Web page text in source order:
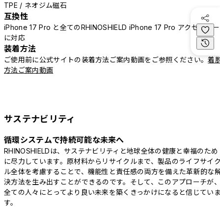
TPE / ネオジム磁石
互換性
iPhone 17 Pro と全てのRHINOSHIELD iPhone 17 Pro アクセサリー
に対応
装着方法
ご使用前に公式サイトの装着方法ご案内動画をご参照ください。着
方法ご案内動画
サステナビリティ
循環システムで持続可能な未来へ
RHINOSHIELDは、サステナビリティと地球全体の健康と幸福のため
に尽力しています。原材料からリサイクルまで、製品のライフサイ
ル全体を考慮することで、機能性と責任感の両方を備えた革新的な
決方法を生み出すことができるのです。そして、このアプローチが
全ての人々にとってより良い未来を築くきっかけになると信じてい
す。